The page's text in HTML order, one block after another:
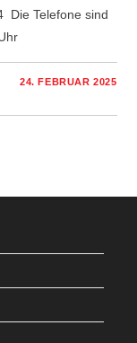
Die Telefone sind
24. FEBRUAR 2025